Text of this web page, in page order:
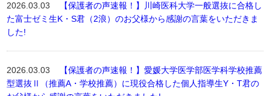
2026.03.03
【保護者の声速報！】川崎医科大学一般選抜に合格し
た富士ゼミ生K・S君（2浪）のお父様から感謝の言葉をいただきま
した!
2026.03.03
【保護者の声速報！】愛媛大学医学部医学科学校推薦
型選抜Ⅱ（推薦A・学校推薦）に現役合格した個人指導生Y・T君の